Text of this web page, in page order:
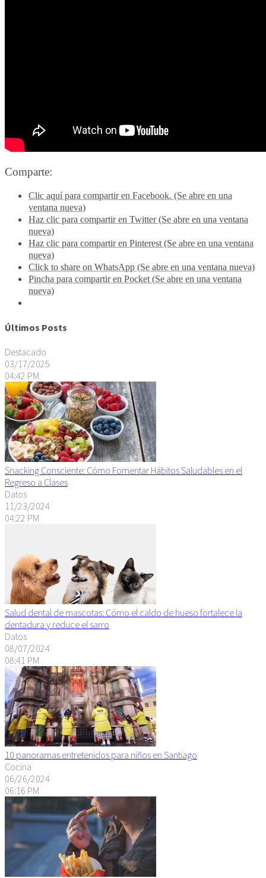
Comparte:
Clic aquí para compartir en Facebook. (Se abre en una
ventana nueva)
Haz clic para compartir en Twitter (Se abre en una ventana
nueva)
Haz clic para compartir en Pinterest (Se abre en una ventana
nueva)
Click to share on WhatsApp (Se abre en una ventana nueva)
Pincha para compartir en Pocket (Se abre en una ventana
nueva)
Últimos Posts
Destacado
03/17/2025
04:42 PM
Snacking Consciente: Cómo Fomentar Hábitos Saludables en el
Regreso a Clases
Datos
11/23/2024
04:22 PM
Salud dental de mascotas: Cómo el caldo de hueso fortalece la
dentadura y reduce el sarro
Datos
08/07/2024
08:41 PM
10 panoramas entretenidos para niños en Santiago
Cocina
06/26/2024
06:16 PM